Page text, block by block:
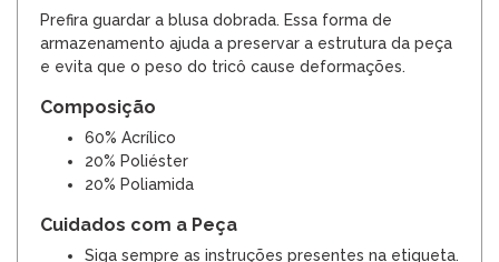
Prefira guardar a blusa dobrada. Essa forma de
armazenamento ajuda a preservar a estrutura da peça
e evita que o peso do tricô cause deformações.
Composição
60% Acrílico
20% Poliéster
20% Poliamida
Cuidados com a Peça
Siga sempre as instruções presentes na etiqueta.